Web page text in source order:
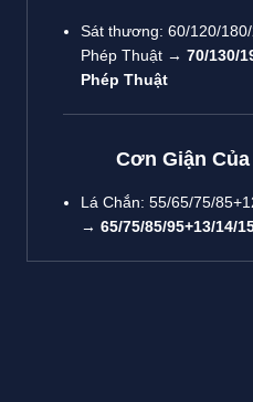
Sát thương: 60/120/
Phép Thuật → 70/130/
Phép Thuật
Cơn Giận
Lá Chắn: 55/65/75/
→ 65/75/85/95+13/14/